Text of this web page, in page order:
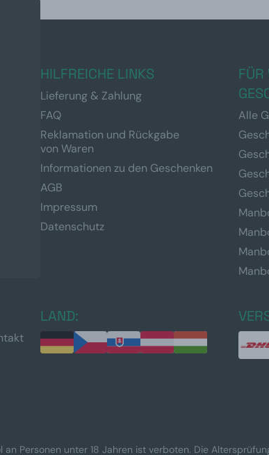
HILFREICHE LINKS
Lieferung & Zahlung
FAQ
Reklamation und Rückgabe
von Waren
Informationen zu den Geschenken
AGB
Impressum
Datenschutz
FÜR
Alle
LAND:
an Personen unter 18 Jahren ist verboten. Die